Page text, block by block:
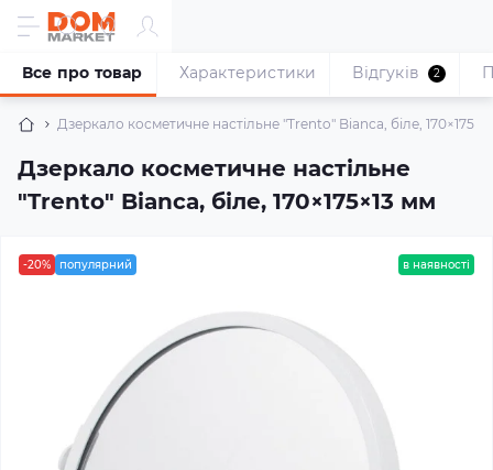
Дзеркало косметичне настільне "Trento" Bianca, біле,
Дзеркало косметичне настільне
"Trento" Bianca, біле, 170×175×13 мм
Все про товар Характеристики Відгуків 2
-20% популярний в наявності